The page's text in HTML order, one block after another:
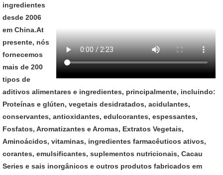
ingredientes
desde 2006
em China.At
presente, nós
fornecemos
mais de 200
tipos de
aditivos alimentares e ingredientes, principalmente, incluindo:
Proteínas e glúten, vegetais desidratados, acidulantes,
conservantes, antioxidantes, edulcorantes, espessantes,
Fosfatos, Aromatizantes e Aromas, Extratos Vegetais,
Aminoácidos, vitaminas, ingredientes farmacêuticos ativos,
corantes, emulsificantes, suplementos nutricionais, Cacau
Series e sais inorgânicos e outros produtos fabricados em